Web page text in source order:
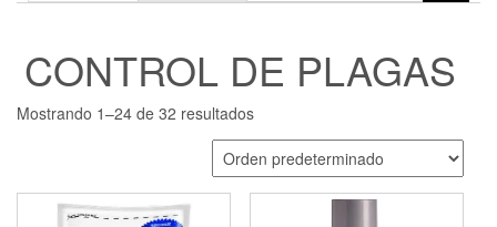
CONTROL DE PLAGAS
Mostrando 1–24 de 32 resultados